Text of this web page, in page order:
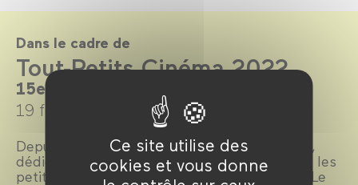
Ce site utilise des
cookies et vous donne
Dans le cadre de
Tout-Petits Cinéma 2022
15e édition - Du 19 février au 6 mars
19 février →
6 mars 2022
Depuis 15 ans, le festivalTout-Petits Cinéma ,
dédié aux enfants de 18 mois à 4 ans, réunit les
petit·es et grand·es curieux·ses de cinéma. Le